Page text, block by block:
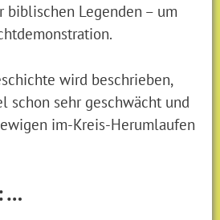
biblischen Legenden – um
wird beschrieben,
schon sehr geschwächt und
im-Kreis-Herumlaufen
…